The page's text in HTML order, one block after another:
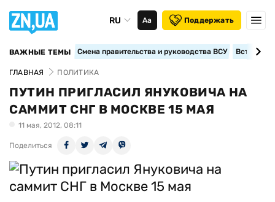
RU Аа Поддержать
ВАЖНЫЕ ТЕМЫ Смена правительства и руководства ВСУ
ГЛАВНАЯ ПОЛИТИКА
ПУТИН ПРИГЛАСИЛ ЯНУКОВИЧА НА
САММИТ СНГ В МОСКВЕ 15 МАЯ
11 мая, 2012, 08:11
Поделиться